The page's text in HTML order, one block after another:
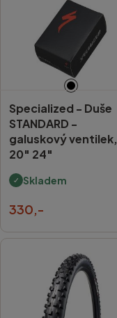
Specialized - Duše
STANDARD -
galuskový ventilek,
20" 24"
Skladem
330,-